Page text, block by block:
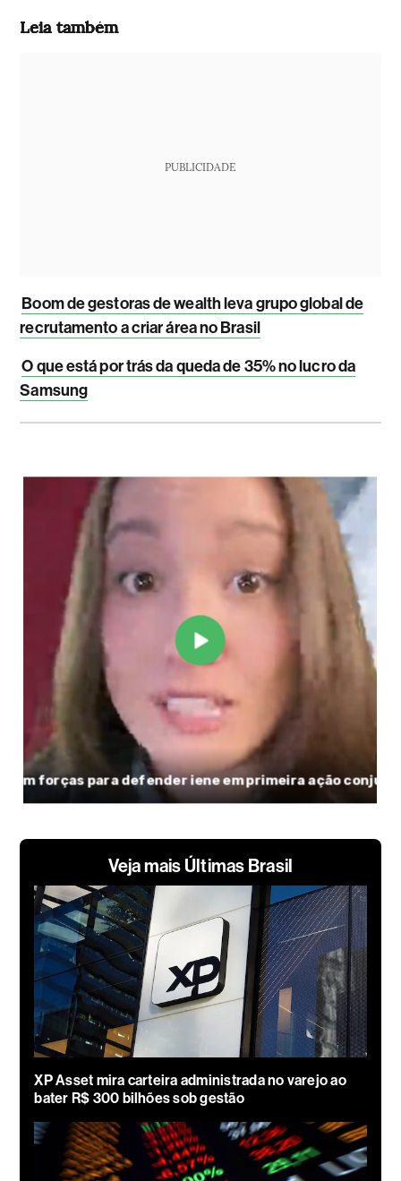
Leia também
PUBLICIDADE
Boom de gestoras de wealth leva grupo global de
recrutamento a criar área no Brasil
O que está por trás da queda de 35% no lucro da
Samsung
Veja mais Últimas Brasil
XP Asset mira carteira administrada no varejo ao
bater R$ 300 bilhões sob gestão